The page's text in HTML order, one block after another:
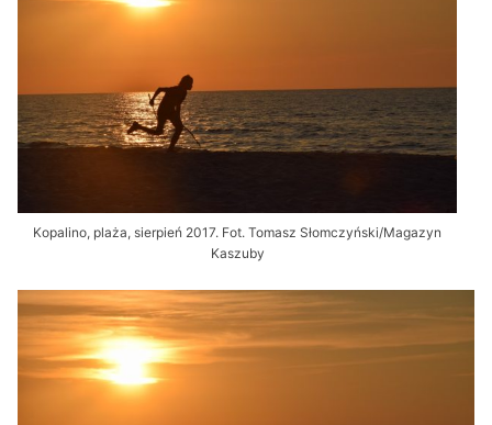
Kopalino, plaża, sierpień 2017. Fot. Tomasz Słomczyński/Magazyn
Kaszuby